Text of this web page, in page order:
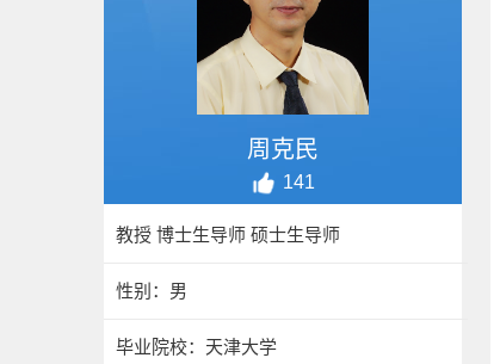
周克民
141
教授 博士生导师 硕士生导师
性别：男
毕业院校：天津大学